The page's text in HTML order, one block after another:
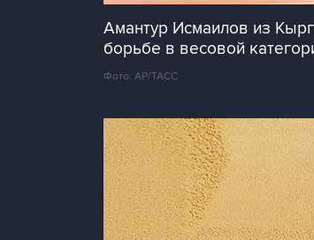
Амантур Исмаилов из
борьбе в весовой
Фото: AP/ТАСС